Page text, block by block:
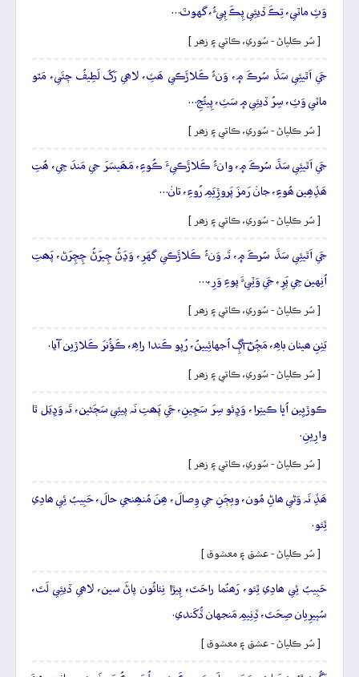
وَٽِ ماٽي، تِڪَ ڏيئِي پِڪَ پِيءُ، گهوٽَ…
[ سُر ڪلياڻ - سُوري، ڪاتي ۽ زھر ]
جَي اَٿيئِي سَڌَ سُرڪَ ۾، وَنءُ ڪَلاڙَڪي ھَٽِ، لاھي رَکُ لَطِيفُ چئَي، مَٿو
ماٽي وَٽِ، سِرُ ڏيئِي ۾ سَٽِ، پِيئُجِ…
[ سُر ڪلياڻ - سُوري، ڪاتي ۽ زھر ]
جَي اَٿيئِي سَڌَ سُرڪَ ۾، وانءُ ڪَلاڙَڪيءَ ڪُوءِ، مَھَيسَرَ جي مَندَ جِي، ھُتِ
ھَڏِھِين ھُوءِ، جانۡ رَمزَ پَروڙِيَمِ رُوءِ، تانۡ…
[ سُر ڪلياڻ - سُوري، ڪاتي ۽ زھر ]
جَي اَٿيئِي سَڌَ سُرڪَ ۾، تَہ وَنءُ ڪَلاڙَڪي گهَرِ، وَڍَڻُ چِيرَڻُ چِچِرَڻ، پَھتِ
اُنِهين جِي پَرِ، جَي وَٽِيءَ پوءِ وَرِ،…
[ سُر ڪلياڻ - سُوري، ڪاتي ۽ زھر ]
بَٺِنِ ھيٺان باھِ، مَڇُڻ آڳِ اُجهائِيينُ، رُپو ڪَندا راھِ، ڪَؤُنرَ ڪَلاڙين آيا.
[ سُر ڪلياڻ - سُوري، ڪاتي ۽ زھر ]
ڪوڙيِين اُڀا ڪيتِرا، وَڍِئو سِرَ سَڃِينِ، جَي پَھتِ نَہ پيئِي سَڄَڻين، تَہ وَڍِيَل ٿا
وارِينِ.
[ سُر ڪلياڻ - سُوري، ڪاتي ۽ زھر ]
ھَڏِ نَہ وَڻي ھاڻِ مُون، ويڄَنِ جي وِصالَ، ھِنَ مُنھِنجي حالَ، حَبِيبُ ئِي ھادِي
ٿِئو.
[ سُر ڪلياڻ - عشق ۽ معشوق ]
حَبِيبُ ئِي ھادِي ٿِئو، رَھنُما راحَتَ، پِيڙا نِئائُون پاڻَ سين، لاھي ڏيئِي لَتَ،
سُپيرِيان صِحَتَ، ڏِنِيمِ مَنجهان ڏُکَندي.
[ سُر ڪلياڻ - عشق ۽ معشوق ]